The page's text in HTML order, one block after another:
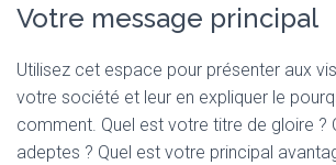
Votre message principal
Utilisez cet espace pour présenter aux
votre société et leur en expliquer le
comment. Quel est votre titre de gloire ?
adeptes ? Quel est votre principal